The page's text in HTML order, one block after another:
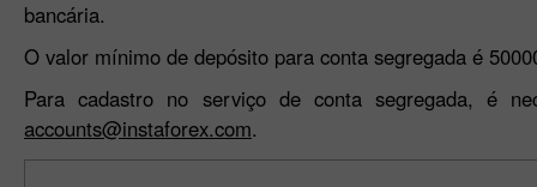
bancária.
O valor mínimo de depósito para conta segregada é
Para cadastro no serviço de conta segregada, é
accounts@instaforex.com.